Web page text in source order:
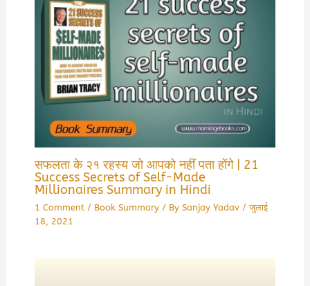
सफलता के २१ रहस्य जो आपको नहीं पता होंगे | 21
Success Secrets of Self-Made
Millionaires Summary in Hindi
1 Comment / Book Summary/ By Sanjay Yadav /जुलाई
18, 2021